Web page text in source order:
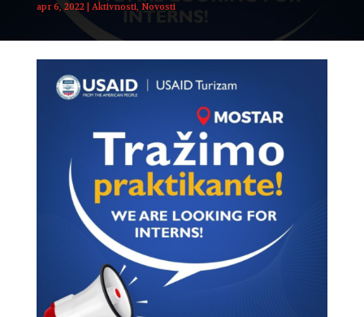
apr 6, 2022| Aktivnosti, Novosti